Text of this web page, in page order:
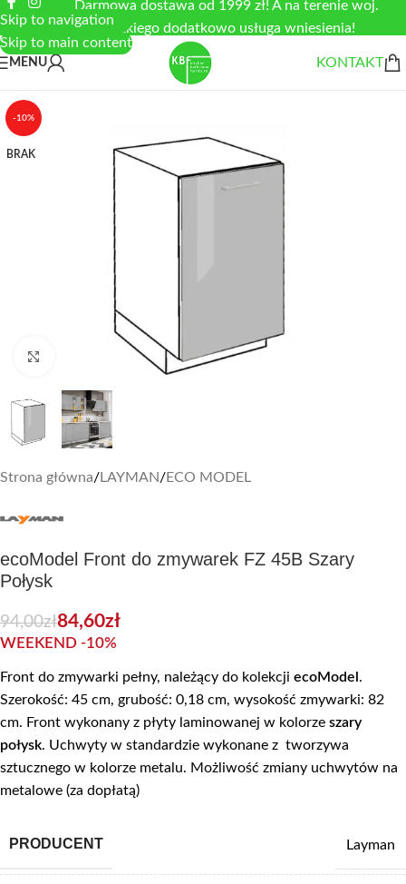
Skip to navigation
Skip to main content
Darmowa dostawa od 1999 zł! A na terenie woj.
łódzkiego dodatkowo usługa wniesienia!
MENU KONTAKT
-10%
BRAK
Zobacz duże zdjęcie
Strona główna/LAYMAN/ECO MODEL
ecoModel Front do zmywarek FZ 45B Szary
Połysk
94,00zł84,60zł
WEEKEND -10%
Front do zmywarki pełny, należący do kolekcji ecoModel .
Szerokość: 45 cm, grubość: 0,18 cm, wysokość zmywarki: 82
cm. Front wykonany z płyty laminowanej w kolorze szary
połysk. Uchwyty w standardzie wykonane z tworzywa
sztucznego w kolorze metalu. Możliwość zmiany uchwytów na
metalowe (za dopłatą)
PRODUCENT Layman